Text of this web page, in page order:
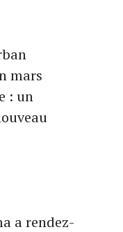
mars
: un
a rendez-